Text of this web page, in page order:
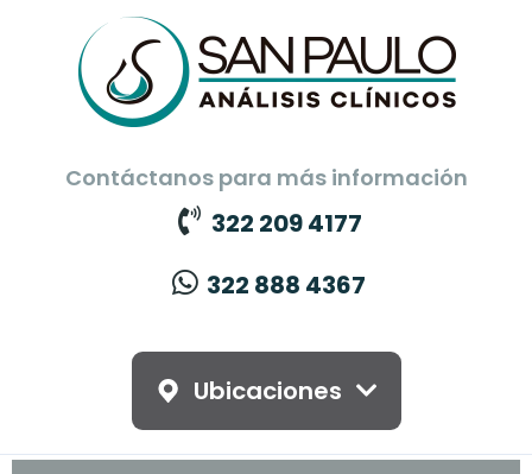
Contáctanos para más información
322 209 4177
322 888 4367
Ubicaciones